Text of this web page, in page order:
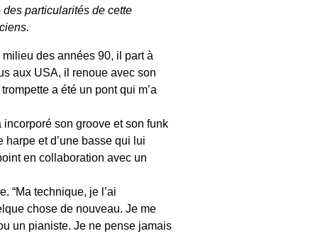
des particularités de cette
des années 90, il part à
aux USA, il renoue avec son
a été un pont qui m’a
son groove et son funk
harpe et d’une basse qui lui
en collaboration avec un
“Ma technique, je l’ai
chose de nouveau. Je me
un pianiste. Je ne pense jamais